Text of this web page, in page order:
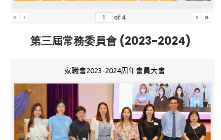
« ‹ of 4 › »
第三屆常務委員會 (2023-2024)
家職會2023-2024周年會員大會